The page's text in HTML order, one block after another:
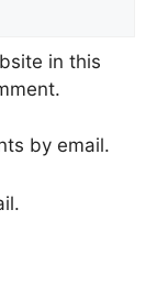
in this
by email.